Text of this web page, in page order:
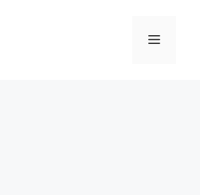
Menu